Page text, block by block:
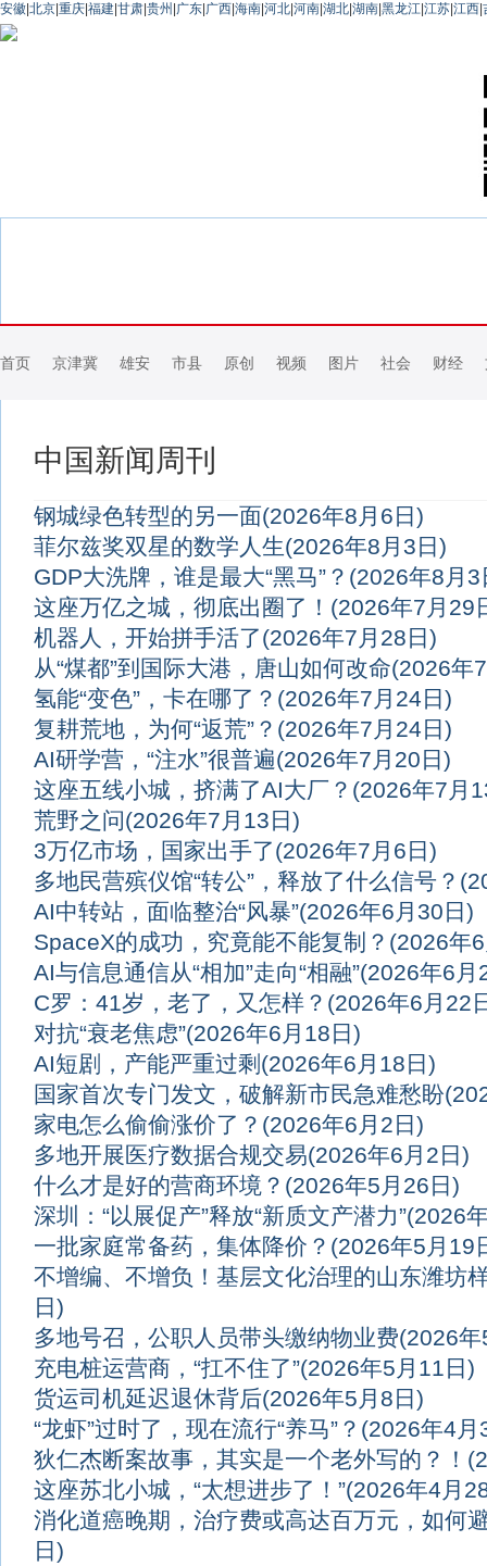
安徽 北京 重庆 福建 甘肃 贵州 广东 广西 海南 河北 河南 湖北 湖南 黑龙江 江苏 江西
首页 京津冀 雄安 市县 原创 视频 图片 社会 财经
中国新闻周刊
钢城绿色转型的另一面(2026年8月6日)
菲尔兹奖双星的数学人生(2026年8月3日)
GDP大洗牌，谁是最大“黑马”？ (2026年8月3
这座万亿之城，彻底出圈了！ (2026年7月29
机器人，开始拼手活了(2026年7月28日)
从“煤都”到国际大港，唐山如何改命(2026年
氢能“变色”，卡在哪了？ (2026年7月24日)
复耕荒地，为何“返荒”？ (2026年7月24日)
AI研学营，“注水”很普遍(2026年7月20日)
这座五线小城，挤满了AI大厂？ (2026年7月
荒野之问(2026年7月13日)
3万亿市场，国家出手了(2026年7月6日)
多地民营殡仪馆“转公”，释放了什么信号？
AI中转站，面临整治“风暴”(2026年6月30日)
SpaceX的成功，究竟能不能复制？ (2026年
AI与信息通信从“相加”走向“相融”(2026年6月
C罗：41岁，老了，又怎样？ (2026年6月22
对抗“衰老焦虑”(2026年6月18日)
AI短剧，产能严重过剩 (2026年6月18日)
国家首次专门发文，破解新市民急难愁盼
家电怎么偷偷涨价了？ (2026年6月2日)
多地开展医疗数据合规交易(2026年6月2日)
什么才是好的营商环境？ (2026年5月26日)
深圳：“以展促产”释放“新质文产潜力”(2026
一批家庭常备药，集体降价？ (2026年5月19
不增编、不增负！基层文化治理的山东潍坊
日)
多地号召，公职人员带头缴纳物业费(2026
充电桩运营商，“扛不住了”(2026年5月11日)
货运司机延迟退休背后(2026年5月8日)
“龙虾”过时了，现在流行“养马”？ (2026年4月
狄仁杰断案故事，其实是一个老外写的？！
这座苏北小城，“太想进步了！”(2026年4月
消化道癌晚期，治疗费或高达百万元，如何
日)